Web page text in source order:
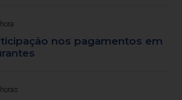
nos pagamentos em